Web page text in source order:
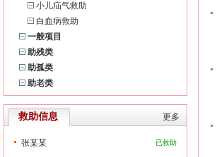
小儿疝气救助
白血病救助
一般项目
助残类
助孤类
助老类
更多
救助信息
已救助
张某某